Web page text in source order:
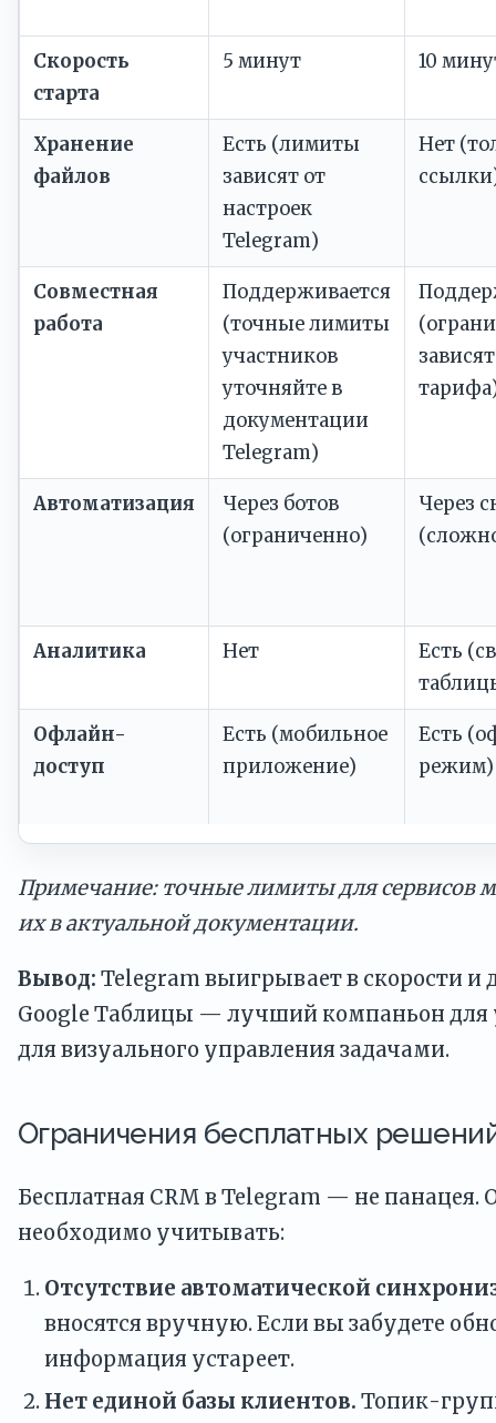
Скорость
старта
5 минут 10
Хранение
файлов
Есть (лимиты
зависят от
настроек
Telegram)
Нет
Совместная
работа
Поддерживается
(точные лимиты
участников
уточняйте в
документации
Telegram)
Автоматизация
Через ботов
(ограниченно)
Через
Аналитика Нет
Есть
Офлайн-
доступ
Есть (мобильное
приложение)
Есть
режим)
Примечание: точные лимиты для сервисов
их в актуальной документации.
Вывод: Telegram выигрывает в скорости и
Google Таблицы — лучший компаньон
для визуального управления задачами.
Ограничения бесплатных
Бесплатная CRM в Telegram — не
необходимо учитывать:
Отсутствие автоматической
вносятся вручную. Если вы забудете
информация устареет.
Нет единой базы клиентов. Топик-